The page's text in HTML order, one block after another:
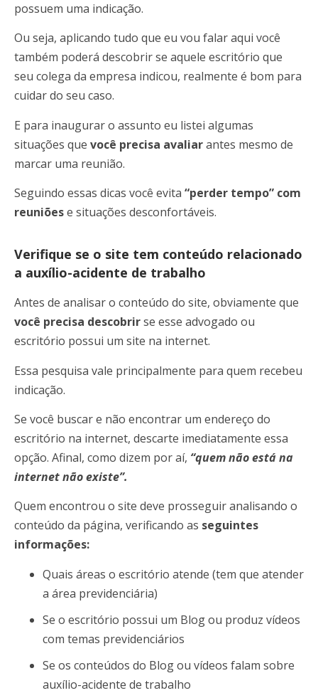
possuem uma indicação.
Ou seja, aplicando tudo que eu vou falar aqui você
também poderá descobrir se aquele escritório que
seu colega da empresa indicou, realmente é bom para
cuidar do seu caso.
E para inaugurar o assunto eu listei algumas
situações que você precisa avaliarantes mesmo de
marcar uma reunião.
Seguindo essas dicas você evita “perder tempo” com
reuniõese situações desconfortáveis.
Verifique se o site tem conteúdo relacionado
a auxílio-acidente de trabalho
Antes de analisar o conteúdo do site, obviamente que
você precisa descobrirse esse advogado ou
escritório possui um site na internet.
Essa pesquisa vale principalmente para quem recebeu
indicação.
Se você buscar e não encontrar um endereço do
escritório na internet, descarte imediatamente essa
opção. Afinal, como dizem por aí, “quem não está na
internet não existe”.
Quem encontrou o site deve prosseguir analisando o
conteúdo da página, verificando as seguintes
informações:
Quais áreas o escritório atende (tem que atender
a área previdenciária)
Se o escritório possui um Blog ou produz vídeos
com temas previdenciários
Se os conteúdos do Blog ou vídeos falam sobre
auxílio-acidente de trabalho